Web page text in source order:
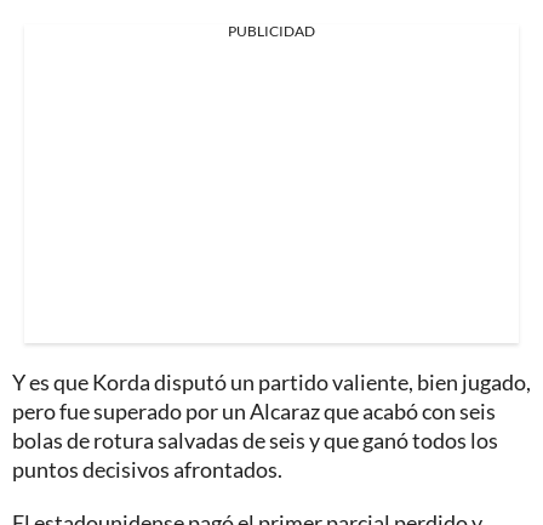
PUBLICIDAD
Y es que Korda disputó un partido valiente, bien jugado,
pero fue superado por un Alcaraz que acabó con seis
bolas de rotura salvadas de seis y que ganó todos los
puntos decisivos afrontados.